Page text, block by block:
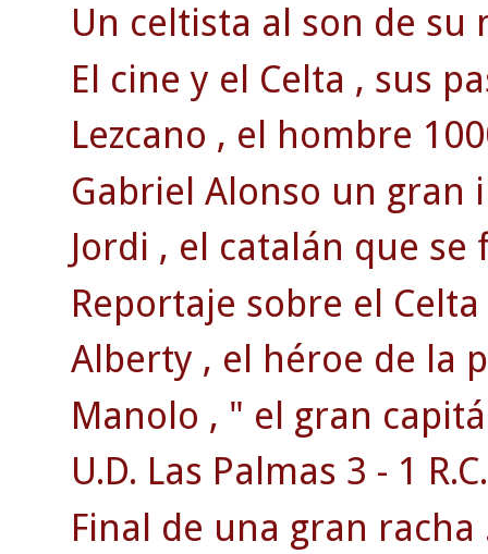
Un celtista al son de su
El cine y el Celta , sus
Lezcano , el hombre
Gabriel Alonso un gran
Jordi , el catalán que se
Reportaje sobre el
Alberty , el héroe de la
Manolo , " el gran
U.D. Las Palmas 3 - 1
Final de una gran racha